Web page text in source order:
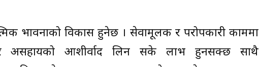
भावनाको विकास हुनेछ । सेवामूलक र परोपकारी काममा
र असहायको आशीर्वाद लिन सके लाभ हुनसक्छ साथै